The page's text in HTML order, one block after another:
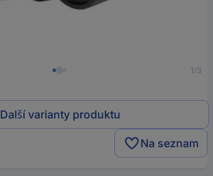
1/3
Další varianty produktu
Na seznam